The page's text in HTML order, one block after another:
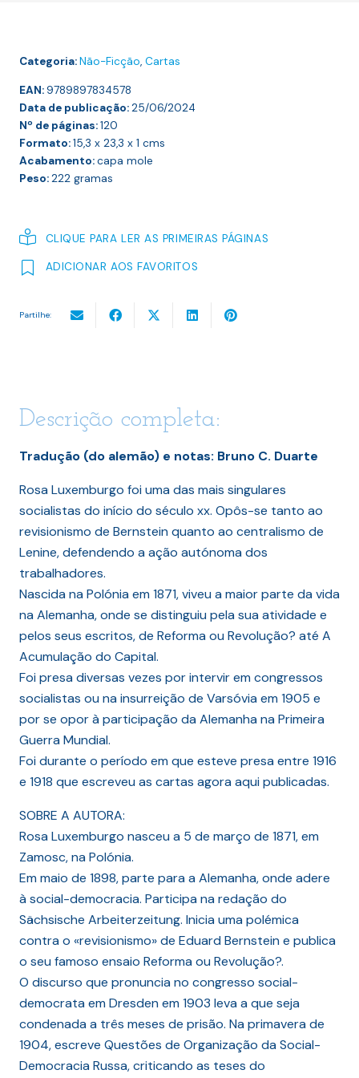
Categoria:Não-Ficção, Cartas
EAN:9789897834578
Data de publicação:25/06/2024
Nº de páginas:120
Formato:15,3 x 23,3 x 1 cms
Acabamento:capa mole
Peso:222 gramas
CLIQUE PARA LER AS PRIMEIRAS PÁGINAS
ADICIONAR AOS FAVORITOS
Partilhe:
Descrição completa:
Tradução (do alemão) e notas: Bruno C. Duarte
Rosa Luxemburgo foi uma das mais singulares
socialistas do início do século xx. Opôs-se tanto ao
revisionismo de Bernstein quanto ao centralismo de
Lenine, defendendo a ação autónoma dos
trabalhadores.
Nascida na Polónia em 1871, viveu a maior parte da vida
na Alemanha, onde se distinguiu pela sua atividade e
pelos seus escritos, de Reforma ou Revolução? até A
Acumulação do Capital.
Foi presa diversas vezes por intervir em congressos
socialistas ou na insurreição de Varsóvia em 1905 e
por se opor à participação da Alemanha na Primeira
Guerra Mundial.
Foi durante o período em que esteve presa entre 1916
e 1918 que escreveu as cartas agora aqui publicadas.
SOBRE A AUTORA:
Rosa Luxemburgo nasceu a 5 de março de 1871, em
Zamosc, na Polónia.
Em maio de 1898, parte para a Alemanha, onde adere
à social-democracia. Participa na redação do
Sächsische Arbeiterzeitung. Inicia uma polémica
contra o «revisionismo» de Eduard Bernstein e publica
o seu famoso ensaio Reforma ou Revolução?.
O discurso que pronuncia no congresso social-
democrata em Dresden em 1903 leva a que seja
condenada a três meses de prisão. Na primavera de
1904, escreve Questões de Organização da Social-
Democracia Russa, criticando as teses do